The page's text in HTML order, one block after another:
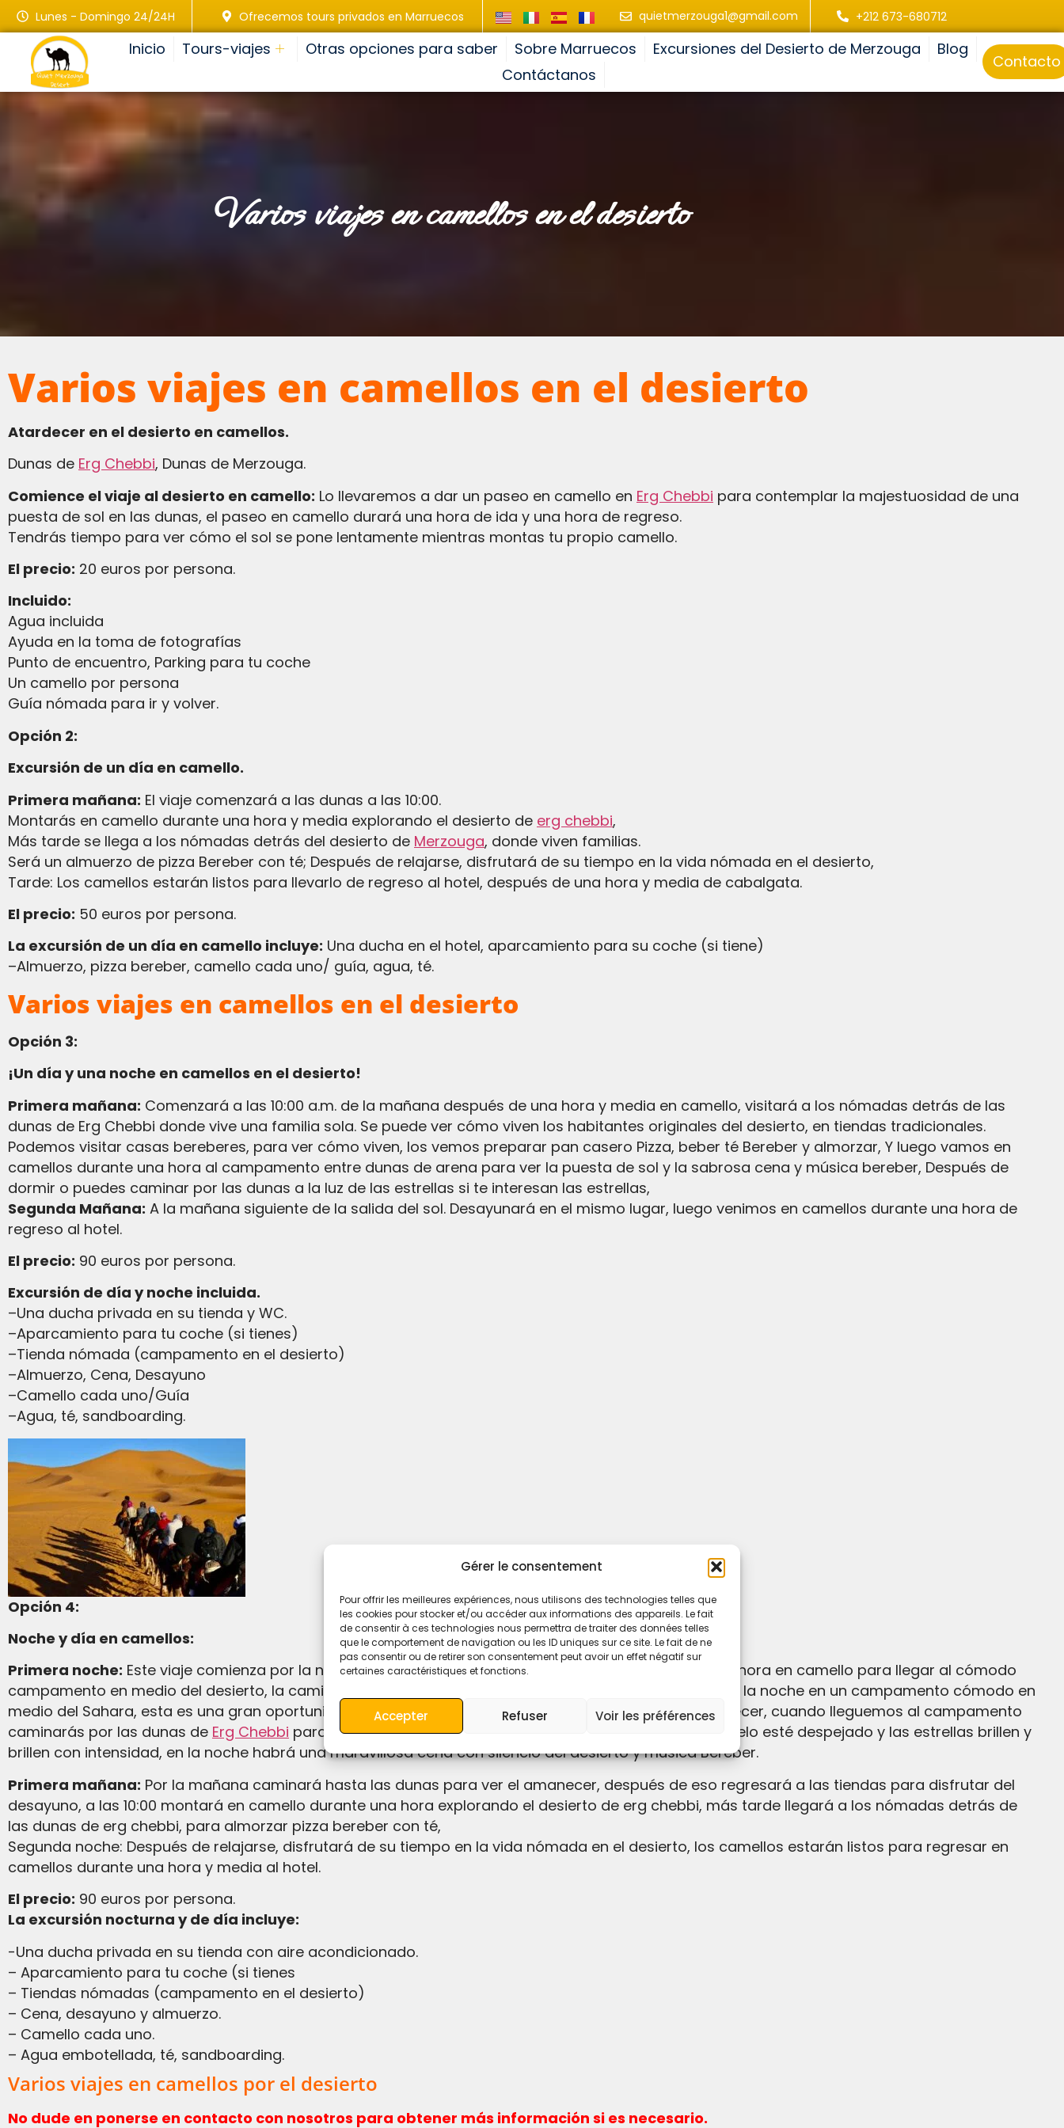
Gérer le consentement
Pour offrir les meilleures expériences, nous utilisons des technologies telles que
les cookies pour stocker et/ou accéder aux informations des appareils. Le fait
de consentir à ces technologies nous permettra de traiter des données telles
que le comportement de navigation ou les ID uniques sur ce site. Le fait de ne
pas consentir ou de retirer son consentement peut avoir un effet négatif sur
certaines caractéristiques et fonctions.
Accepter Refuser Voir les préférences
Lunes - Domingo 24/24H Ofrecemos tours privados en Marruecos quietmerzouga1@gmail.com +212 673-680712
Inicio Tours-viajes Otras opciones para saber Sobre Marruecos Excursiones del Desierto de Merzouga
Blog
Contáctanos
Contacto
varios viajes en camellos en el desierto
Varios viajes en camellos en el desierto
Atardecer en el desierto en camellos.
Dunas de Erg Chebbi, Dunas de Merzouga.
Comience el viaje al desierto en camello: Lo llevaremos a dar un paseo en camello en Erg Chebbi para contemplar la majestuosidad de una
puesta de sol en las dunas, el paseo en camello durará una hora de ida y una hora de regreso.
Tendrás tiempo para ver cómo el sol se pone lentamente mientras montas tu propio camello.
El precio: 20 euros por persona.
Incluido:
Agua incluida
Ayuda en la toma de fotografías
Punto de encuentro, Parking para tu coche
Un camello por persona
Guía nómada para ir y volver.
Opción 2:
Excursión de un día en camello.
Primera mañana: El viaje comenzará a las dunas a las 10:00.
Montarás en camello durante una hora y media explorando el desierto de erg chebbi,
Más tarde se llega a los nómadas detrás del desierto de Merzouga, donde viven familias.
Será un almuerzo de pizza Bereber con té; Después de relajarse, disfrutará de su tiempo en la vida nómada en el desierto,
Tarde: Los camellos estarán listos para llevarlo de regreso al hotel, después de una hora y media de cabalgata.
El precio: 50 euros por persona.
La excursión de un día en camello incluye: Una ducha en el hotel, aparcamiento para su coche (si tiene)
–Almuerzo, pizza bereber, camello cada uno/ guía, agua, té.
Varios viajes en camellos en el desierto
Opción 3:
¡Un día y una noche en camellos en el desierto!
Primera mañana: Comenzará a las 10:00 a.m. de la mañana después de una hora y media en camello, visitará a los nómadas detrás de las
dunas de Erg Chebbi donde vive una familia sola. Se puede ver cómo viven los habitantes originales del desierto, en tiendas tradicionales.
Podemos visitar casas bereberes, para ver cómo viven, los vemos preparar pan casero Pizza, beber té Bereber y almorzar, Y luego vamos en
camellos durante una hora al campamento entre dunas de arena para ver la puesta de sol y la sabrosa cena y música bereber, Después de
dormir o puedes caminar por las dunas a la luz de las estrellas si te interesan las estrellas,
Segunda Mañana: A la mañana siguiente de la salida del sol. Desayunará en el mismo lugar, luego venimos en camellos durante una hora de
regreso al hotel.
El precio: 90 euros por persona.
Excursión de día y noche incluida.
–Una ducha privada en su tienda y WC.
–Aparcamiento para tu coche (si tienes)
–Tienda nómada (campamento en el desierto)
–Almuerzo, Cena, Desayuno
–Camello cada uno/Guía
–Agua, té, sandboarding.
Opción 4:
Noche y día en camellos:
Primera noche: Este viaje comienza por la noche el paseo en camello por la noche en el desierto, una hora en camello para llegar al cómodo
campamento en medio del desierto, la caminata comenzará en el desierto a las 16:30 p.m., pasaremos la noche en un campamento cómodo en
medio del Sahara, esta es una gran oportunidad para tomar hermosas fotos del atardecer y el amanecer, cuando lleguemos al campamento
caminarás por las dunas de Erg Chebbi para ver la puesta de sol, será una noche mágica cuando el cielo esté despejado y las estrellas brillen y
brillen con intensidad, en la noche habrá una maravillosa cena con silencio del desierto y música Bereber.
Primera mañana: Por la mañana caminará hasta las dunas para ver el amanecer, después de eso regresará a las tiendas para disfrutar del
desayuno, a las 10:00 montará en camello durante una hora explorando el desierto de erg chebbi, más tarde llegará a los nómadas detrás de
las dunas de erg chebbi, para almorzar pizza bereber con té,
Segunda noche: Después de relajarse, disfrutará de su tiempo en la vida nómada en el desierto, los camellos estarán listos para regresar en
camellos durante una hora y media al hotel.
El precio: 90 euros por persona.
La excursión nocturna y de día incluye:
-Una ducha privada en su tienda con aire acondicionado.
– Aparcamiento para tu coche (si tienes
– Tiendas nómadas (campamento en el desierto)
– Cena, desayuno y almuerzo.
– Camello cada uno.
– Agua embotellada, té, sandboarding.
Varios viajes en camellos por el desierto
No dude en ponerse en contacto con nosotros para obtener más información si es necesario.